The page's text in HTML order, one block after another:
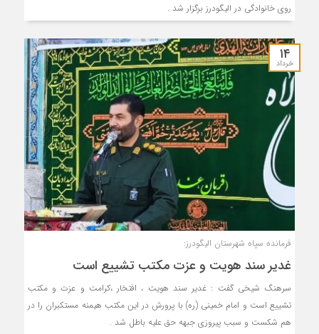
روی خانوادگی در الیگودرز برگزار شد .
۱۴
خرداد
فرمانده سپاه شهرستان الیگودرز:
غدیر سند هویت و عزت مکتب تشییع است
سرهنگ شیخی گفت : غدیر سند هویت ، افتخار ،کرامت و عزت و مکتب
تشییع است و امام خمینی (ره) با پرورش در این مکتب هیمنه مستکبران را در
هم شکست و سبب پیروزی جبهه حق علیه باطل شد .